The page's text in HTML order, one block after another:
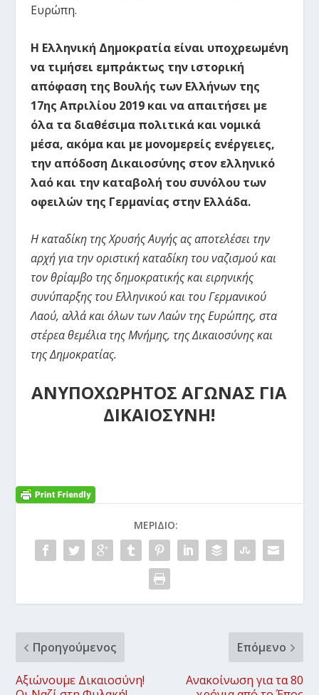
Ευρώπη.
Η Ελληνική Δημοκρατία είναι υποχρεωμένη
να τιμήσει εμπράκτως την ιστορική
απόφαση της Βουλής των Ελλήνων της
17ης Απριλίου 2019 και να απαιτήσει με
όλα τα διαθέσιμα πολιτικά και νομικά
μέσα, ακόμα και με μονομερείς ενέργειες,
την απόδοση Δικαιοσύνης στον ελληνικό
λαό και την καταβολή του συνόλου των
οφειλών της Γερμανίας στην Ελλάδα.
Η καταδίκη της Χρυσής Αυγής ας αποτελέσει την
αρχή για την οριστική καταδίκη του ναζισμού και
τον θρίαμβο της δημοκρατικής και ειρηνικής
συνύπαρξης του Ελληνικού και του Γερμανικού
Λαού, αλλά και όλων των Λαών της Ευρώπης, στα
στέρεα θεμέλια της Μνήμης, της Δικαιοσύνης και
της Δημοκρατίας.
ΑΝΥΠΟΧΩΡΗΤΟΣ ΑΓΩΝΑΣ ΓΙΑ
ΔΙΚΑΙΟΣΥΝΗ!
ΜΕΡΊΔΙΟ:
Προηγούμενος
Αξιώνουμε Δικαιοσύνη!
Επόμενο
Ανακοίνωση για τα 80